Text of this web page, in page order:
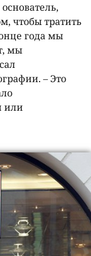
чтобы тратить
года мы
мы
– Это
или